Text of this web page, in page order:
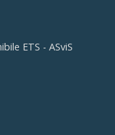
ETS - ASviS